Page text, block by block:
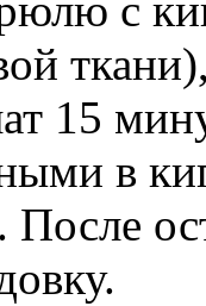
с
15
в
После